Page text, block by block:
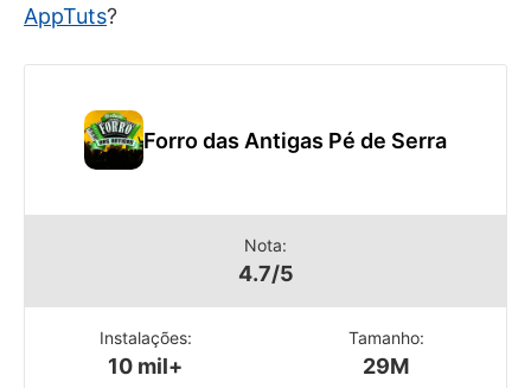
AppTuts?
Forro das Antigas Pé de Serra
Nota:
4.7/5
Instalações:
10 mil+
Tamanho:
29M